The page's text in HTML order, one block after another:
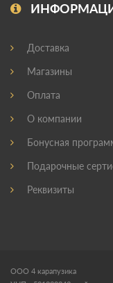
Доставка
Магазины
Оплата
О компании
Бонусная
Подарочные
Реквизиты
ООО 4 карапузика